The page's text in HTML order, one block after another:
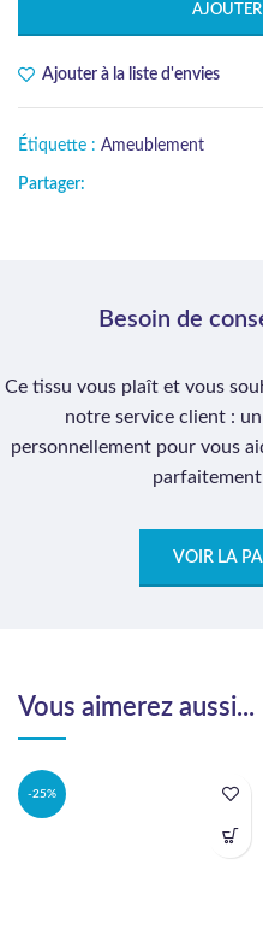
Ajouter à la liste d'envies
Étiquette : Ameublement
Partager:
Besoin de
Ce tissu vous plaît et vous
notre service client :
personnellement pour vous
VOIR LA
Vous aimerez aussi...
-25%